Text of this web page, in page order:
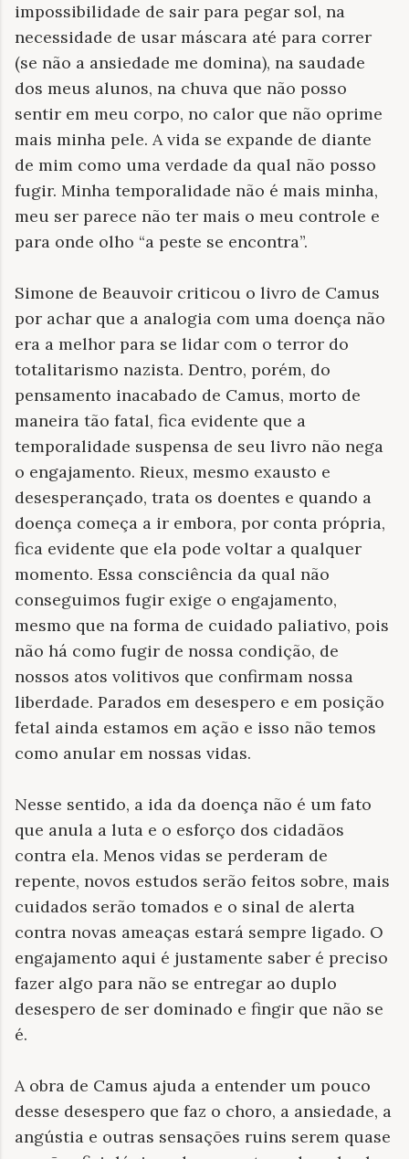
impossibilidade de sair para pegar sol, na
necessidade de usar máscara até para correr
(se não a ansiedade me domina), na saudade
dos meus alunos, na chuva que não posso
sentir em meu corpo, no calor que não oprime
mais minha pele. A vida se expande de diante
de mim como uma verdade da qual não posso
fugir. Minha temporalidade não é mais minha,
meu ser parece não ter mais o meu controle e
para onde olho “a peste se encontra”.
Simone de Beauvoir criticou o livro de Camus
por achar que a analogia com uma doença não
era a melhor para se lidar com o terror do
totalitarismo nazista. Dentro, porém, do
pensamento inacabado de Camus, morto de
maneira tão fatal, fica evidente que a
temporalidade suspensa de seu livro não nega
o engajamento. Rieux, mesmo exausto e
desesperançado, trata os doentes e quando a
doença começa a ir embora, por conta própria,
fica evidente que ela pode voltar a qualquer
momento. Essa consciência da qual não
conseguimos fugir exige o engajamento,
mesmo que na forma de cuidado paliativo, pois
não há como fugir de nossa condição, de
nossos atos volitivos que confirmam nossa
liberdade. Parados em desespero e em posição
fetal ainda estamos em ação e isso não temos
como anular em nossas vidas.
Nesse sentido, a ida da doença não é um fato
que anula a luta e o esforço dos cidadãos
contra ela. Menos vidas se perderam de
repente, novos estudos serão feitos sobre, mais
cuidados serão tomados e o sinal de alerta
contra novas ameaças estará sempre ligado. O
engajamento aqui é justamente saber é preciso
fazer algo para não se entregar ao duplo
desespero de ser dominado e fingir que não se
é.
A obra de Camus ajuda a entender um pouco
desse desespero que faz o choro, a ansiedade, a
angústia e outras sensações ruins serem quase